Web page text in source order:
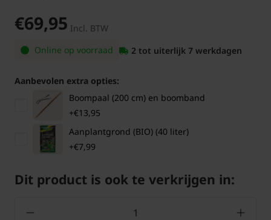
€69,95 Incl. BTW
Online op voorraad
2 tot uiterlijk 7 werkdagen
Aanbevolen extra opties:
Boompaal (200 cm) en boomband
+€13,95
Aanplantgrond (BIO) (40 liter)
+€7,99
Dit product is ook te verkrijgen in: